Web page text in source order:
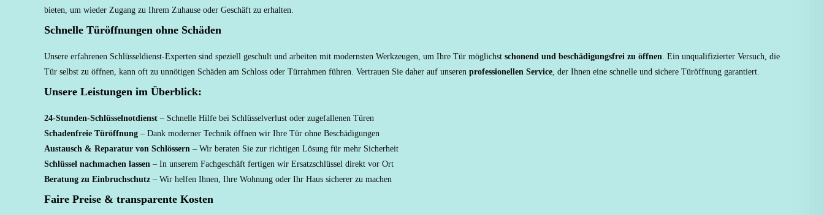
bieten, um wieder Zugang zu Ihrem Zuhause oder Geschäft zu erhalten.
Schnelle Türöffnungen ohne Schäden
Unsere erfahrenen Schlüsseldienst-Experten sind speziell geschult und arbeiten mit modernsten Werkzeugen, um Ihre Tür möglichst schonend und beschädigungsfrei zu öffnen. Ein unqualifizierter Versuch, die
Tür selbst zu öffnen, kann oft zu unnötigen Schäden am Schloss oder Türrahmen führen. Vertrauen Sie daher auf unseren professionellen Service, der Ihnen eine schnelle und sichere Türöffnung garantiert.
Unsere Leistungen im Überblick:
24-Stunden-Schlüsselnotdienst – Schnelle Hilfe bei Schlüsselverlust oder zugefallenen Türen
Schadenfreie Türöffnung – Dank moderner Technik öffnen wir Ihre Tür ohne Beschädigungen
Austausch & Reparatur von Schlössern – Wir beraten Sie zur richtigen Lösung für mehr Sicherheit
Schlüssel nachmachen lassen – In unserem Fachgeschäft fertigen wir Ersatzschlüssel direkt vor Ort
Beratung zu Einbruchschutz – Wir helfen Ihnen, Ihre Wohnung oder Ihr Haus sicherer zu machen
Faire Preise & transparente Kosten